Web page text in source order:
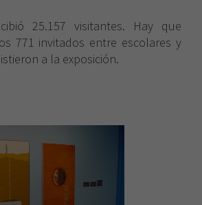
25.157 visitantes. Hay que
771 invitados entre escolares y
a la exposición.